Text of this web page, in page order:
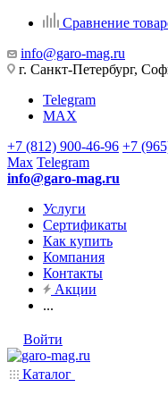
Сравнение
info@garo-mag.ru
г. Санкт-Петербург,
Telegram
MAX
+7 (812) 900-46-96 +7
Max Telegram
info@garo-mag.ru
Услуги
Сертификаты
Как купить
Компания
Контакты
Акции
...
Войти
Каталог